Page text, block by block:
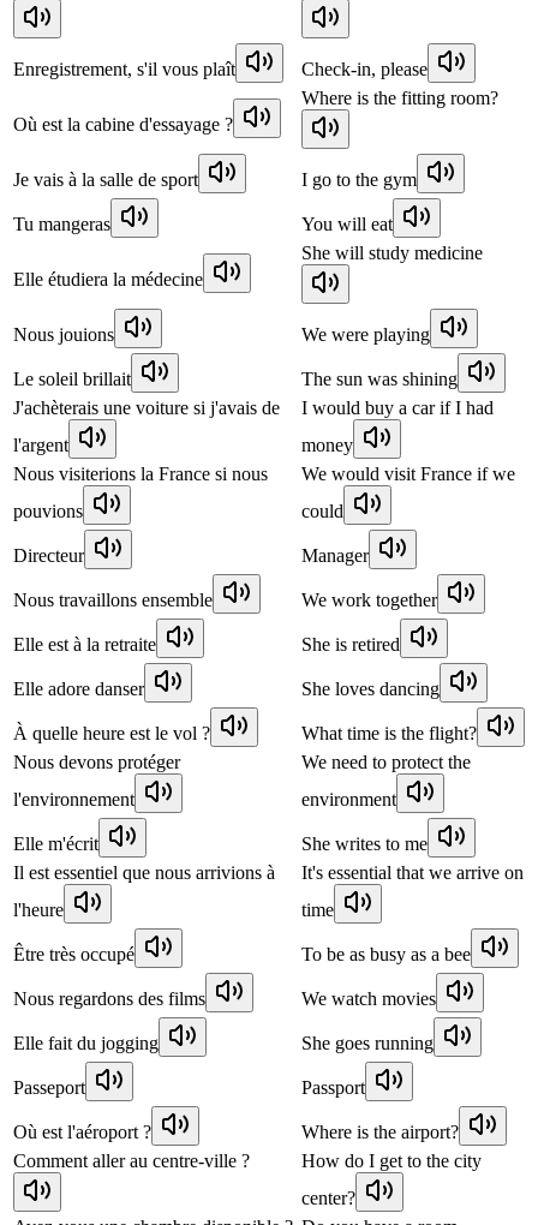
Enregistrement, s'il vous plaît Check-in, please
Où est la cabine d'essayage ?
Where is the fitting room?
Je vais à la salle de sport I go to the gym
Tu mangeras You will eat
Elle étudiera la médecine
She will study medicine
Nous jouions We were playing
Le soleil brillait
The sun was shining
J'achèterais une voiture si j'avais de
l'argent
I would buy a car if I had
money
Nous visiterions la France si nous
pouvions
We would visit France if we
could
Directeur Manager
Nous travaillons ensemble We work together
Elle est à la retraite She is retired
Elle adore danser She loves dancing
À quelle heure est le vol ?
What time is the flight?
Nous devons protéger
l'environnement
We need to protect the
environment
Elle m'écrit
She writes to me
Il est essentiel que nous arrivions à
l'heure
It's essential that we arrive on
time
Être très occupé To be as busy as a bee
Nous regardons des films We watch movies
Elle fait du jogging She goes running
Passeport Passport
Où est l'aéroport ?
Where is the airport?
Comment aller au centre-ville ?
How do I get to the city
center?